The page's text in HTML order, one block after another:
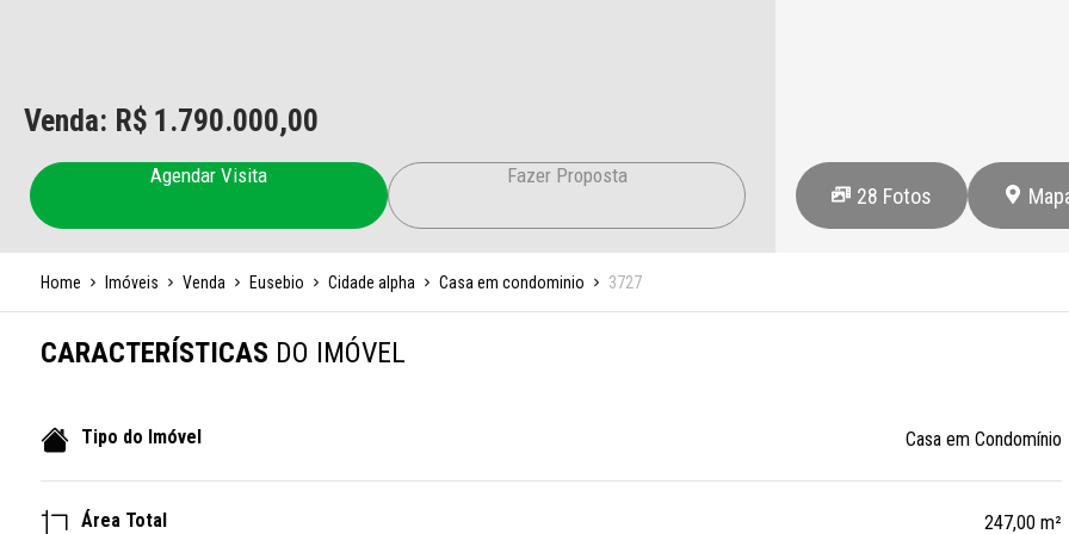
Venda: R$ 1.790.000,00
Agendar Visita Fazer Proposta
28 Fotos
Home Imóveis Venda Eusebio Cidade alpha Casa em condominio 3727
CARACTERÍSTICAS DO IMÓVEL
Tipo do Imóvel Casa em Condomínio
Área Total 247,00 m²